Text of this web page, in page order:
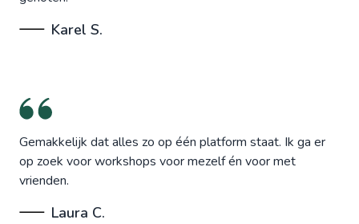
Karel S.
Gemakkelijk dat alles zo op één platform staat. Ik ga er
op zoek voor workshops voor mezelf én voor met
vrienden.
Laura C.